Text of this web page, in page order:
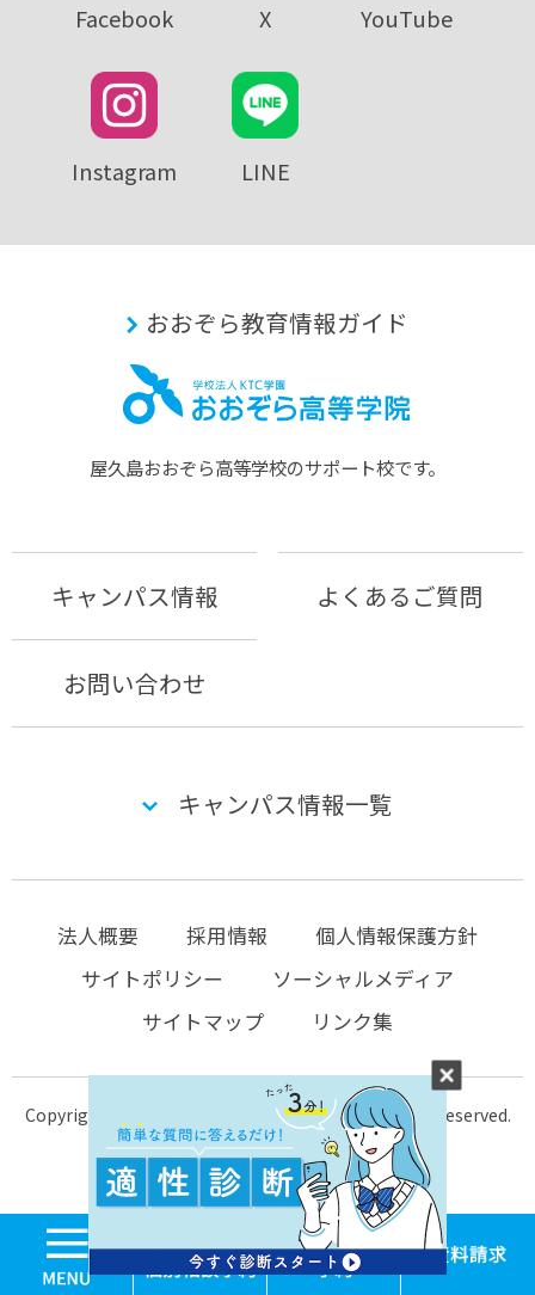
学校見学・個別相
体験入
Facebook X YouTube
Instagram LINE
おおぞら教育情報ガイド
屋久島おおぞら⾼等学校のサポート校です。
キャンパス情報 よくあるご質問
お問い合わせ
キャンパス情報一覧
法人概要 採用情報
個人情報保護方針
サイトポリシー
ソーシャルメディア
サイトマップ
リンク集
Copyright © 2004-2026 KTC-school.com All Rights Reserved.